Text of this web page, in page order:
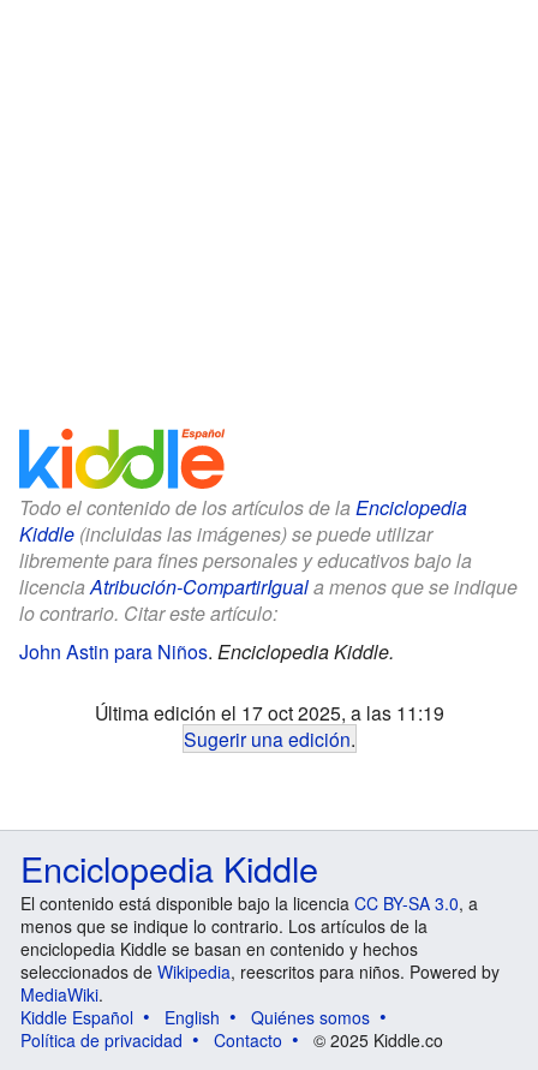
Todo el contenido de los artículos de la Enciclopedia
Kiddle (incluidas las imágenes) se puede utilizar
libremente para fines personales y educativos bajo la
licenciaAtribución-CompartirIguala menos que se indique
lo contrario. Citar este artículo:
John Astin para Niños. Enciclopedia Kiddle.
Última edición el 17 oct 2025, a las 11:19
Sugerir una edición.
Enciclopedia Kiddle
El contenido está disponible bajo la licencia CC BY-SA 3.0, a
menos que se indique lo contrario. Los artículos de la
enciclopedia Kiddle se basan en contenido y hechos
seleccionados de Wikipedia, reescritos para niños. Powered by
MediaWiki.
Kiddle Español
English
Quiénes somos
Política de privacidad
Contacto © 2025 Kiddle.co